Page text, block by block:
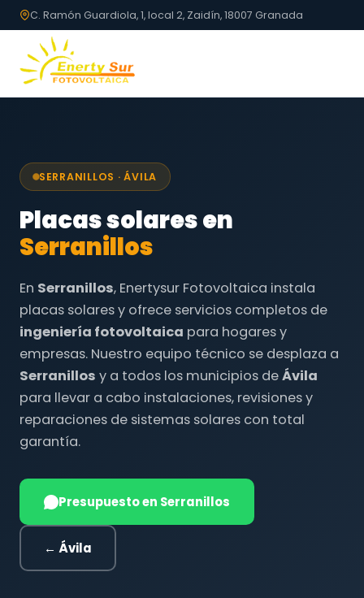
C. Ramón Guardiola, 1, local 2, Zaidín, 18007 Granada
SERRANILLOS · ÁVILA
Placas solares en
Serranillos
En Serranillos, Enertysur Fotovoltaica instala
placas solares y ofrece servicios completos de
ingeniería fotovoltaica para hogares y
empresas. Nuestro equipo técnico se desplaza a
Serranillos y a todos los municipios deÁvila
para llevar a cabo instalaciones, revisiones y
reparaciones de sistemas solares con total
garantía.
Presupuesto en Serranillos
← Ávila